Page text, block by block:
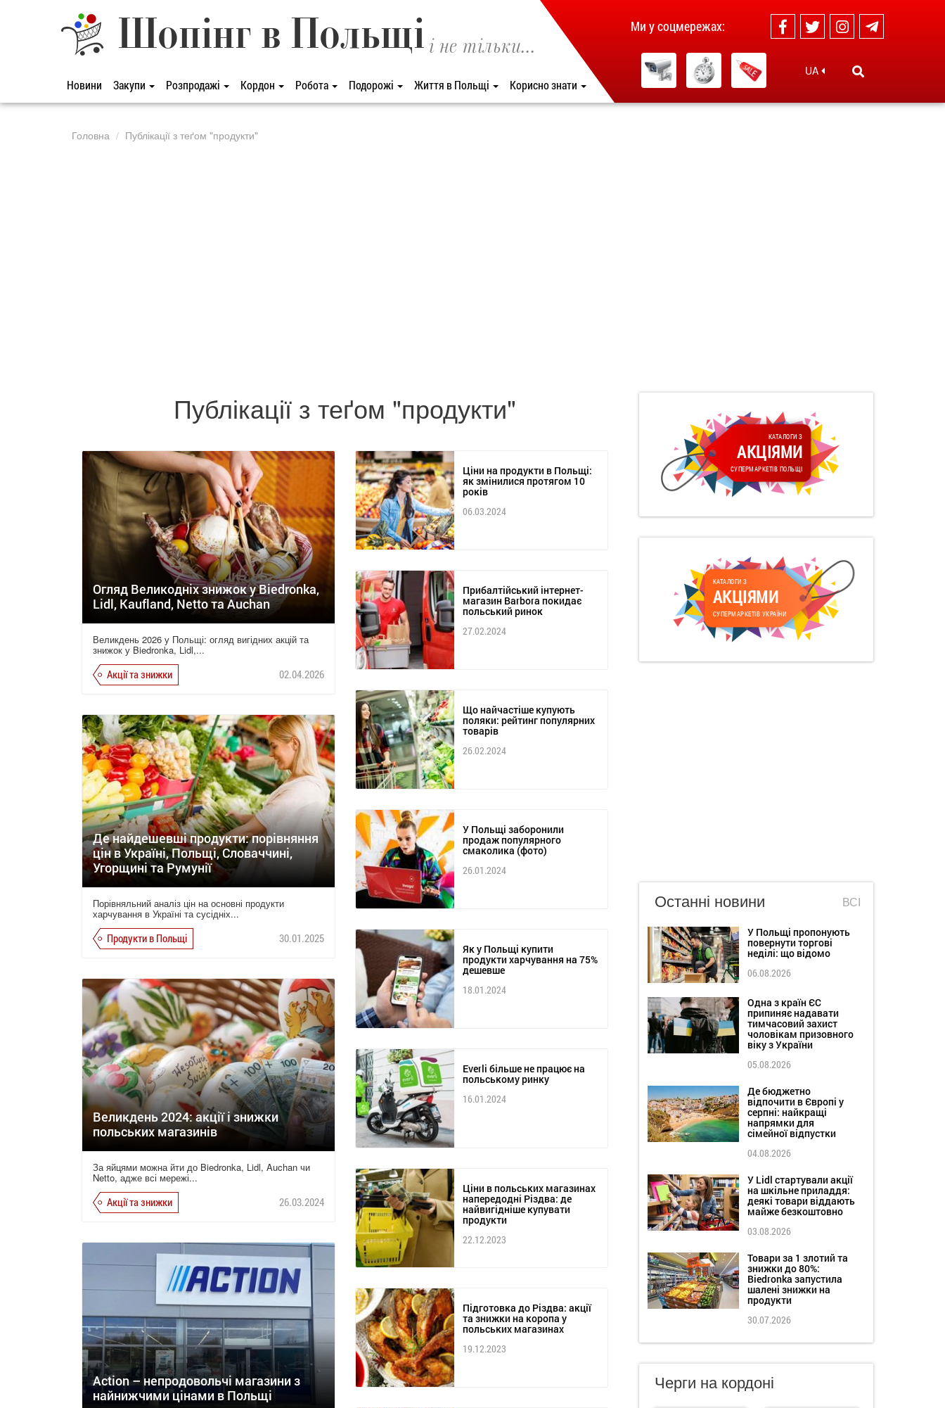
Шопінг в Польщі і не тільки...
Новини Закупи Розпродажі Кордон Робота Подорожі Життя в Польщі Корисно знати
Ми у соцмережах:
UA
Головна Публікації з теґом "продукти"
Публікації з теґом "продукти"
Огляд Великодніх знижок у Biedronka,
Lidl, Kaufland, Netto та Auchan
Великдень 2026 у Польщі: огляд вигідних акцій та
знижок у Biedronka, Lidl,...
Акції та знижки 02.04.2026
Де найдешевші продукти: порівняння
цін в Україні, Польщі, Словаччині,
Угорщині та Румунії
Порівняльний аналіз цін на основні продукти
харчування в Україні та сусідніх...
Продукти в Польщі 30.01.2025
Великдень 2024: акції і знижки
польських магазинів
За яйцями можна йти до Biedronka, Lidl, Auchan чи
Netto, адже всі мережі...
Акції та знижки 26.03.2024
Action – непродовольчі магазини з
найнижчими цінами в Польщі
Ціни на продукти в Польщі:
як змінилися протягом 10
років
06.03.2024
Прибалтійський інтернет-
магазин Barbora покидає
польський ринок
27.02.2024
Що найчастіше купують
поляки: рейтинг популярних
товарів
26.02.2024
У Польщі заборонили
продаж популярного
смаколика (фото)
26.01.2024
Як у Польщі купити
продукти харчування на 75%
дешевше
18.01.2024
Everli більше не працює на
польському ринку
16.01.2024
Ціни в польських магазинах
напередодні Різдва: де
найвигідніше купувати
продукти
22.12.2023
Підготовка до Різдва: акції
та знижки на коропа у
польських магазинах
19.12.2023
КАТАЛОГИ З
АКЦІЯМИ
СУПЕРМАРКЕТІВ ПОЛЬЩІ
КАТАЛОГИ З
АКЦІЯМИ
СУПЕРМАРКЕТІВ УКРАЇНИ
Останні новини ВСІ
У Польщі пропонують
повернути торгові
неділі: що відомо
06.08.2026
Одна з країн ЄС
припиняє надавати
тимчасовий захист
чоловікам призовного
віку з України
05.08.2026
Де бюджетно
відпочити в Європі у
серпні: найкращі
напрямки для
сімейної відпустки
04.08.2026
У Lidl стартували акції
на шкільне приладдя:
деякі товари віддають
майже безкоштовно
03.08.2026
Товари за 1 злотий та
знижки до 80%:
Biedronka запустила
шалені знижки на
продукти
30.07.2026
Черги на кордоні